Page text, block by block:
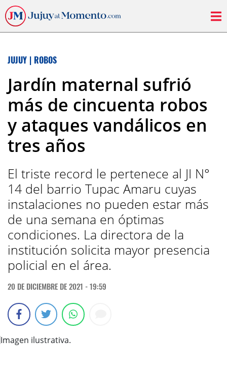
JUJUY | ROBOS
Jardín maternal sufrió
más de cincuenta robos
y ataques vandálicos en
tres años
El triste record le pertenece al JI N°
14 del barrio Tupac Amaru cuyas
instalaciones no pueden estar más
de una semana en óptimas
condiciones. La directora de la
institución solicita mayor presencia
policial en el área.
20 DE DICIEMBRE DE 2021 - 19:59